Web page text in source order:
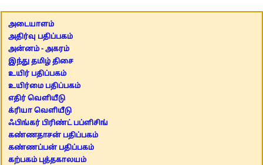
அடையாளம்
அதிர்வு பதிப்பகம்
அன்னம் - அகரம்
இந்து தமிழ் திசை
உயிர் பதிப்பகம்
உயிர்மை பதிப்பகம்
எதிர் வெளியீடு
க்ரியா வெளியீடு
ஃபிங்கர் பிரிண்ட் பப்ளிசிங்
கண்ணதாசன் பதிப்பகம்
கண்ணப்பன் பதிப்பகம்
கற்பகம் புத்தகாலயம்